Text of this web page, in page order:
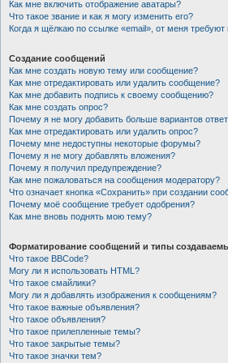
Как мне включить отображение аватары?
Что такое звание и как я могу изменить его?
Когда я щёлкаю по ссылке «email», от меня
Создание сообщений
Как мне создать новую тему или сообщение?
Как мне отредактировать или удалить сообщение?
Как мне добавить подпись к своему сообщению?
Как мне создать опрос?
Почему я не могу добавить больше вариантов
Как мне отредактировать или удалить опрос?
Почему мне недоступны некоторые форумы?
Почему я не могу добавлять вложения?
Почему я получил предупреждение?
Как мне пожаловаться на сообщения модератору?
Что означает кнопка «Сохранить» при создании
Почему моё сообщение требует одобрения?
Как мне вновь поднять мою тему?
Форматирование сообщений и типы
Что такое BBCode?
Могу ли я использовать HTML?
Что такое смайлики?
Могу ли я добавлять изображения к сообщениям?
Что такое важные объявления?
Что такое объявления?
Что такое прилепленные темы?
Что такое закрытые темы?
Что такое значки тем?